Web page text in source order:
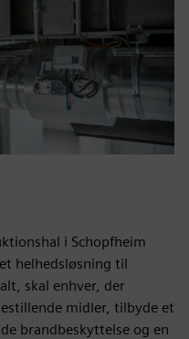
i Schopfheim
helhedsløsning til
skal enhver, der
midler, tilbyde et
brandbeskyttelse og en